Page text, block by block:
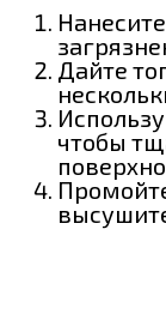
Дайте
чтобы